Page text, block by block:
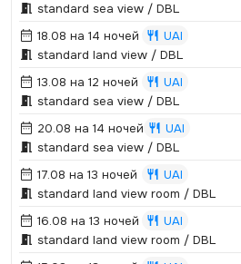
standard sea view / DBL
18.08 на 14 ночей
UAI
standard land view / DBL
13.08 на 12 ночей
UAI
standard sea view / DBL
20.08 на 14 ночей
UAI
standard sea view / DBL
17.08 на 13 ночей
UAI
standard land view room / DBL
16.08 на 13 ночей
UAI
standard land view room / DBL